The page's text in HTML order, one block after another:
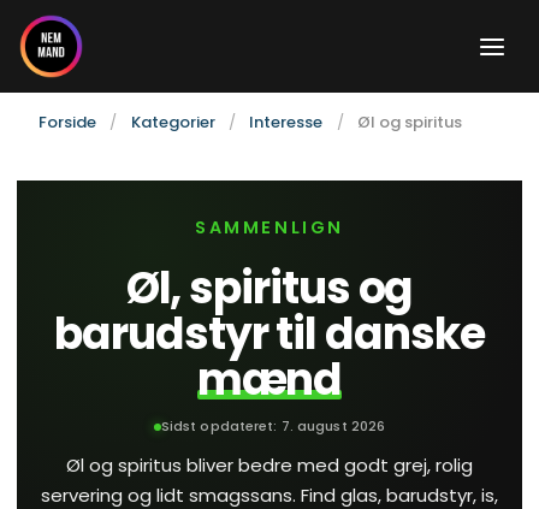
Gå
indholdet
Forside Kategorier Interesse Øl og spiritus
SAMMENLIGN
Øl, spiritus og
barudstyr til danske
mænd
Sidst opdateret: 7. august 2026
Øl og spiritus bliver bedre med godt grej, rolig
servering og lidt smagssans. Find glas, barudstyr, is,